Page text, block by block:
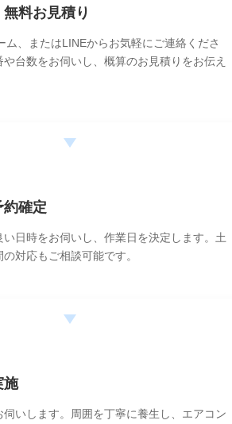
料お見積り
ム、またはLINEからお気軽にご連絡くださ
台数をお伺いし、概算のお見積りをお伝え
約確定
い日時をお伺いし、作業日を決定します。土
対応もご相談可能です。
施
伺いします。周囲を丁寧に養生し、エアコン